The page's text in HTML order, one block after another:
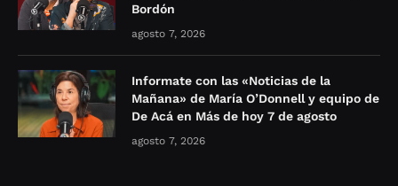
Bordón
agosto 7, 2026
Informate con las «Noticias de la
Mañana» de María O’Donnell y equipo de
De Acá en Más de hoy 7 de agosto
agosto 7, 2026